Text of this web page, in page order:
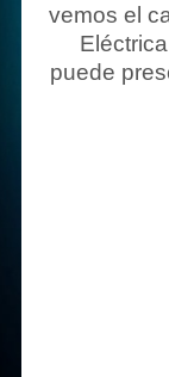
vemos el
puede